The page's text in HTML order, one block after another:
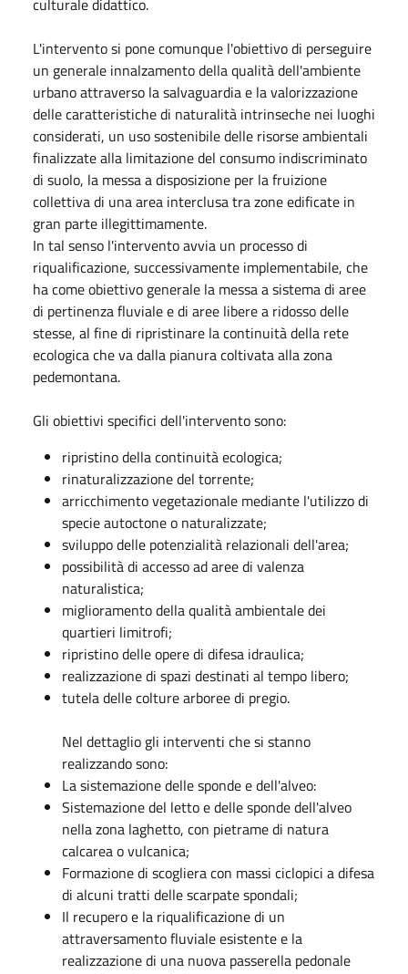
L'intervento si pone comunque l'obiettivo di perseguire
un generale innalzamento della qualità dell'ambiente
urbano attraverso la salvaguardia e la valorizzazione
delle caratteristiche di naturalità intrinseche nei luoghi
considerati, un uso sostenibile delle risorse ambientali
finalizzate alla limitazione del consumo indiscriminato
di suolo, la messa a disposizione per la fruizione
collettiva di una area interclusa tra zone edificate in
gran parte illegittimamente.
In tal senso l'intervento avvia un processo di
riqualificazione, successivamente implementabile, che
ha come obiettivo generale la messa a sistema di aree
di pertinenza fluviale e di aree libere a ridosso delle
stesse, al fine di ripristinare la continuità della rete
ecologica che va dalla pianura coltivata alla zona
pedemontana.
Gli obiettivi specifici dell'intervento sono:
ripristino della continuità ecologica;
rinaturalizzazione del torrente;
arricchimento vegetazionale mediante l'utilizzo di
specie autoctone o naturalizzate;
sviluppo delle potenzialità relazionali dell'area;
possibilità di accesso ad aree di valenza
naturalistica;
miglioramento della qualità ambientale dei
quartieri limitrofi;
ripristino delle opere di difesa idraulica;
realizzazione di spazi destinati al tempo libero;
tutela delle colture arboree di pregio.
Nel dettaglio gli interventi che si stanno
realizzando sono:
La sistemazione delle sponde e dell'alveo:
Sistemazione del letto e delle sponde dell'alveo
nella zona laghetto, con pietrame di natura
calcarea o vulcanica;
Formazione di scogliera con massi ciclopici a difesa
di alcuni tratti delle scarpate spondali;
Il recupero e la riqualificazione di un
attraversamento fluviale esistente e la
realizzazione di una nuova passerella pedonale